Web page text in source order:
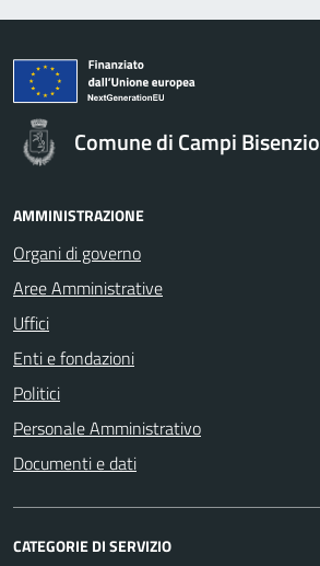
Comune di Campi Bisenzio
AMMINISTRAZIONE
Organi di governo
Aree Amministrative
Uffici
Enti e fondazioni
Politici
Personale Amministrativo
Documenti e dati
CATEGORIE DI SERVIZIO